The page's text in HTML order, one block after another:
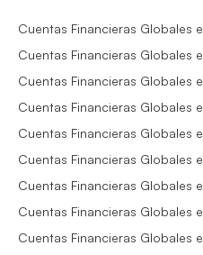
Cuentas Financieras Globales
Cuentas Financieras Globales
Cuentas Financieras Globales
Cuentas Financieras Globales
Cuentas Financieras Globales
Cuentas Financieras Globales
Cuentas Financieras Globales
Cuentas Financieras Globales
Cuentas Financieras Globales